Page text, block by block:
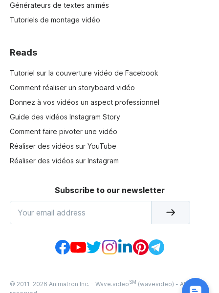
Générateurs de textes animés
Tutoriels de montage vidéo
Reads
Tutoriel sur la couverture vidéo de Facebook
Comment réaliser un storyboard vidéo
Donnez à vos vidéos un aspect professionnel
Guide des vidéos Instagram Story
Comment faire pivoter une vidéo
Réaliser des vidéos sur YouTube
Réaliser des vidéos sur Instagram
Subscribe to our newsletter
© 2011-2026 Animatron Inc. - Wave.videoSM (wavevideo) - All rights